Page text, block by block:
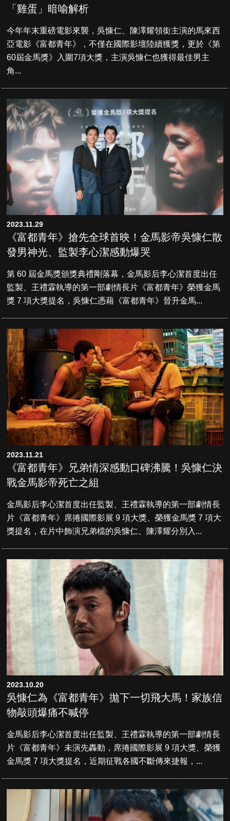
「雞蛋」暗喻解析
今年年末重磅電影來襲，吳慷仁、陳澤耀領銜主演的馬來西
亞電影《富都青年》，不僅在國際影壇陸續獲獎，更於《第
60屆金馬獎》入圍7項大獎，主演吳慷仁也獲得最佳男主
角...
2023.11.29
《富都青年》搶先全球首映！金馬影帝吳慷仁散
發男神光、監製李心潔感動爆哭
第 60 屆金馬獎頒獎典禮剛落幕，金馬影后李心潔首度出任
監製、王禮霖執導的第一部劇情長片《富都青年》榮獲金馬
獎 7 項大獎提名，吳慷仁憑藉《富都青年》晉升金馬...
2023.11.21
《富都青年》兄弟情深感動口碑沸騰！吳慷仁決
戰金馬影帝死亡之組
金馬影后李心潔首度出任監製、王禮霖執導的第一部劇情長
片《富都青年》席捲國際影展 9 項大獎、榮獲金馬獎 7 項大
獎提名，在片中飾演兄弟檔的吳慷仁、陳澤耀分別入...
2023.10.20
吳慷仁為《富都青年》拋下一切飛大馬！家族信
物敲頭爆痛不喊停
金馬影后李心潔首度出任監製、王禮霖執導的第一部劇情長
片《富都青年》未演先轟動，席捲國際影展 9 項大獎、榮獲
金馬獎 7 項大獎提名，近期征戰各國不斷傳來捷報，...